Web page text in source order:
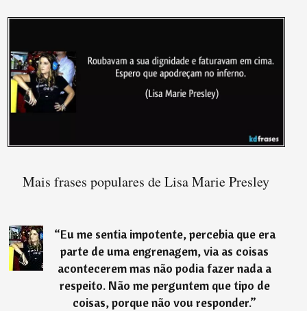
Mais frases populares de Lisa Marie Presley
“Eu me sentia impotente, percebia que era
parte de uma engrenagem, via as coisas
acontecerem mas não podia fazer nada a
respeito. Não me perguntem que tipo de
coisas, porque não vou responder.”